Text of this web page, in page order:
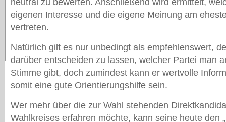
neutral zu bewerten. Anschließend wird ermittelt,
eigenen Interesse und die eigene Meinung am
vertreten.
Natürlich gilt es nur unbedingt als empfehlenswert,
darüber entscheiden zu lassen, welcher Partei man
Stimme gibt, doch zumindest kann er wertvolle
somit eine gute Orientierungshilfe sein.
Wer mehr über die zur Wahl stehenden
Wahlkreises erfahren möchte, kann seine heute den „